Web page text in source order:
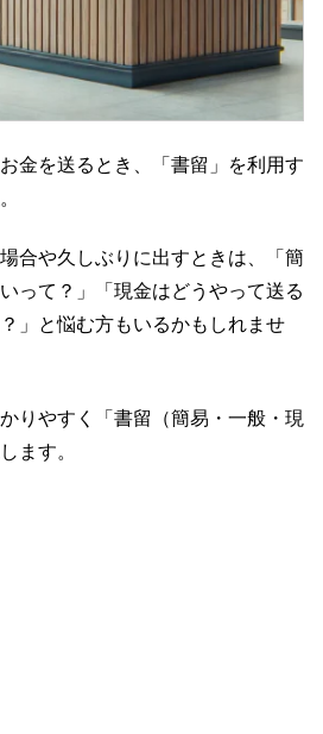
金を送るとき、「書留」を利用す
合や久しぶりに出すときは、「簡
って？」「現金はどうやって送る
」と悩む方もいるかもしれませ
りやすく「書留（簡易・一般・現
ます。